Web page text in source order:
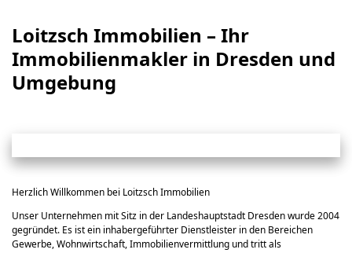
Loitzsch Immobilien – Ihr
Immobilienmakler in Dresden und
Umgebung
Herzlich Willkommen bei Loitzsch Immobilien
Unser Unternehmen mit Sitz in der Landeshauptstadt Dresden wurde 2004
gegründet. Es ist ein inhabergeführter Dienstleister in den Bereichen
Gewerbe, Wohnwirtschaft, Immobilienvermittlung und tritt als